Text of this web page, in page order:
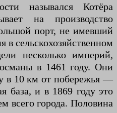
назывался Котёра
на производство
порт, не имевший
в сельскохозяйственном
несколько империй,
в 1461 году. Они
в 10 км от побережья —
база, и в 1869 году это
всего города. Половина